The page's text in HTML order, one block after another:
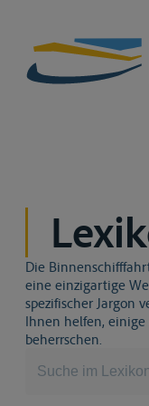
Die
eine einzigartige
spezifischer Jargon
Ihnen helfen,
beherrschen.